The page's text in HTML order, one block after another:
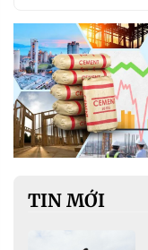
TIN MỚI